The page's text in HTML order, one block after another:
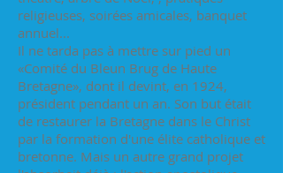
religieuses, soirées amicales, banquet
annuel...
Il ne tarda pas à mettre sur pied un
«Comité du Bleun Brug de Haute
Bretagne», dont il devint, en 1924,
président pendant un an. Son but était
de restaurer la Bretagne dans le Christ
par la formation d'une élite catholique et
bretonne. Mais un autre grand projet